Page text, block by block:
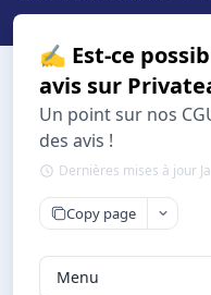
✍️ Est-ce
avis sur
Un point sur nos
des avis !
Dernières mises à jour
Copy page
Menu